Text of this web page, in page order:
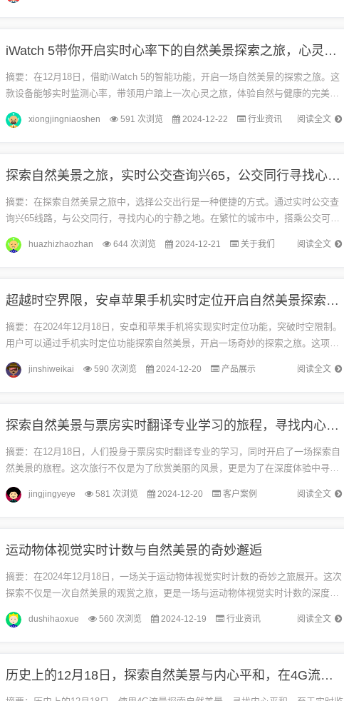
iWatch 5带你开启实时心率下的自然美景探索之旅，心灵之旅在12月18日启程
摘要：在12月18日，借助iWatch 5的智能功能，开启一场自然美景的探索之旅。这
款设备能够实时监测心率，带领用户踏上一次心灵之旅，体验自然与健康的完美融
合。iWatch 5将成为你的理想伴侣，助你深入了解自己的健...
阅读全文
xiongjingniaoshen 591 次浏览 2024-12-22 行业资讯
探索自然美景之旅，实时公交查询兴65，公交同行寻找心灵宁静之地
摘要：在探索自然美景之旅中，选择公交出行是一种便捷的方式。通过实时公交查
询兴65线路，与公交同行，寻找内心的宁静之地。在繁忙的城市中，搭乘公交可以
欣赏沿途的风景，感受大自然的美丽与宁静。这种旅行方式不仅方便实用，还能...
阅读全文
huazhizhaozhan 644 次浏览 2024-12-21 关于我们
超越时空界限，安卓苹果手机实时定位开启自然美景探索之旅
摘要：在2024年12月18日，安卓和苹果手机将实现实时定位功能，突破时空限制。
用户可以通过手机实时定位功能探索自然美景，开启一场奇妙的探索之旅。这项技
术的出现将极大地改变人们的生活方式，提高出行旅游的便捷性和乐趣。...
阅读全文
jinshiweikai 590 次浏览 2024-12-20 产品展示
探索自然美景与票房实时翻译专业学习的旅程，寻找内心的平静与乐趣
摘要：在12月18日，人们投身于票房实时翻译专业的学习，同时开启了一场探索自
然美景的旅程。这次旅行不仅是为了欣赏美丽的风景，更是为了在深度体验中寻找
内心的平静。通过与大自然的亲密接触，人们得以领略票房实时翻译专业学习...
阅读全文
jingjingyeye 581 次浏览 2024-12-20 客户案例
运动物体视觉实时计数与自然美景的奇妙邂逅
摘要：在2024年12月18日，一场关于运动物体视觉实时计数的奇妙之旅展开。这次
探索不仅是一次自然美景的观赏之旅，更是一场与运动物体视觉实时计数的深度邂
逅。通过先进的技术，人们能够实时计数运动物体，感受自然与科技的完...
阅读全文
dushihaoxue 560 次浏览 2024-12-19 行业资讯
历史上的12月18日，探索自然美景与内心平和，在4G流量的翅膀上探讨流量是否够用